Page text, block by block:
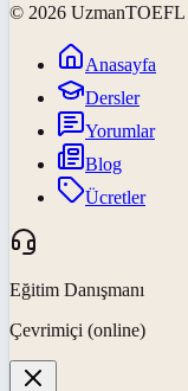
© 2026 UzmanTOEFL
Anasayfa
Dersler
Yorumlar
Blog
Ücretler
Eğitim Danışmanı
Çevrimiçi (online)